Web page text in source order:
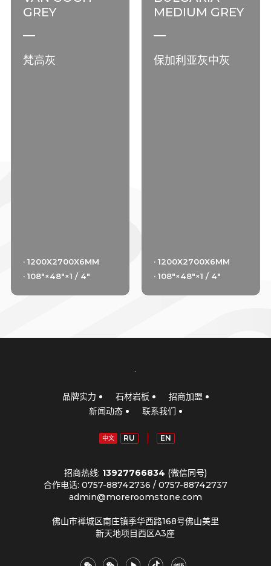
GREY
梵高灰
· 1200X2700X6MM
· 108"×48"×1 / 4"
MEDIUM GREY
保加利亚灰中灰
· 1200X2700X6MM
· 108"×48"×1 / 4"
品牌实力 石材岩板
招商加盟
新闻动态
联系我们
中文 RU EN
招商热线: 13927766834 (微信同号)
合作电话: 0757-88742736 / 0757-88742737
admin@moreroomstone.com
佛山市禅城区南庄镇季华西路168号佛山美里
新天地项目西区A3座